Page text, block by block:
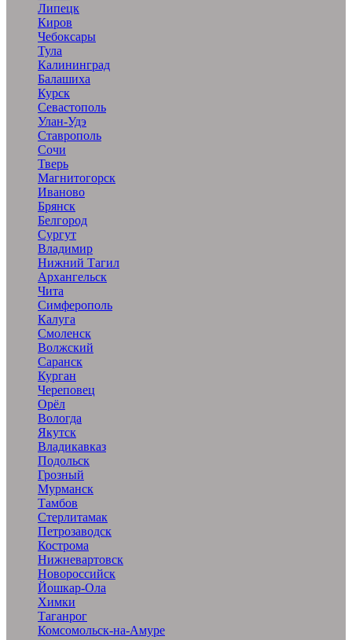
Липецк
Киров
Чебоксары
Тула
Калининград
Балашиха
Курск
Севастополь
Улан-Удэ
Ставрополь
Сочи
Тверь
Магнитогорск
Иваново
Брянск
Белгород
Сургут
Владимир
Нижний Тагил
Архангельск
Чита
Симферополь
Калуга
Смоленск
Волжский
Саранск
Курган
Череповец
Орёл
Вологда
Якутск
Владикавказ
Подольск
Грозный
Мурманск
Тамбов
Стерлитамак
Петрозаводск
Кострома
Нижневартовск
Новороссийск
Йошкар-Ола
Химки
Таганрог
Комсомольск-на-Амуре